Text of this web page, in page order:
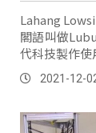
Lahang
閣語叫做
代科技製作使
2021-12-